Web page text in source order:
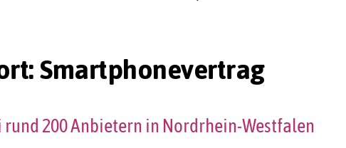
Smartphonevertrag
200 Anbietern in Nordrhein-Westfalen